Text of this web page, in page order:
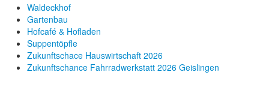
Waldeckhof
Gartenbau
Hofcafé & Hofladen
Suppentöpfle
Zukunftschace Hauswirtschaft 2026
Zukunftschance Fahrradwerkstatt 2026 Geislingen